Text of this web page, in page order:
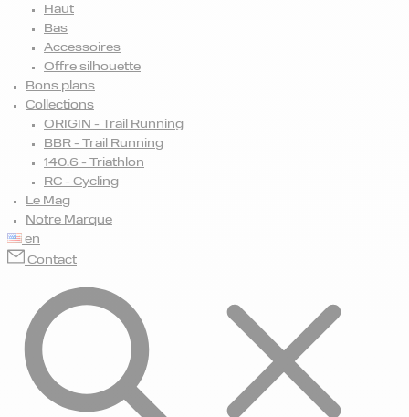
Haut
Bas
Accessoires
Offre silhouette
Bons plans
Collections
ORIGIN - Trail Running
BBR - Trail Running
140.6 - Triathlon
RC - Cycling
Le Mag
Notre Marque
en
Contact